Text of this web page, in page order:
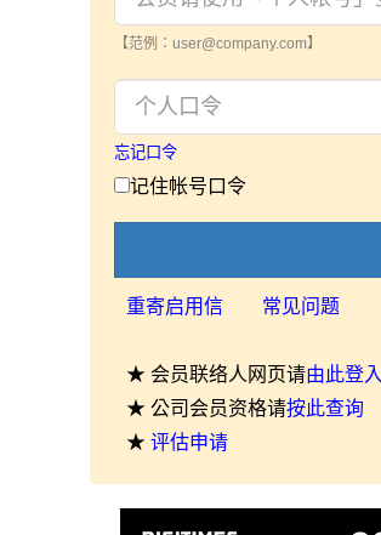
【范例：user@company.com】
忘记口令
记住帐号口令
重寄启用信 常见问题
★ 会员联络人网页请由此登入
★ 公司会员资格请按此查询
★ 评估申请